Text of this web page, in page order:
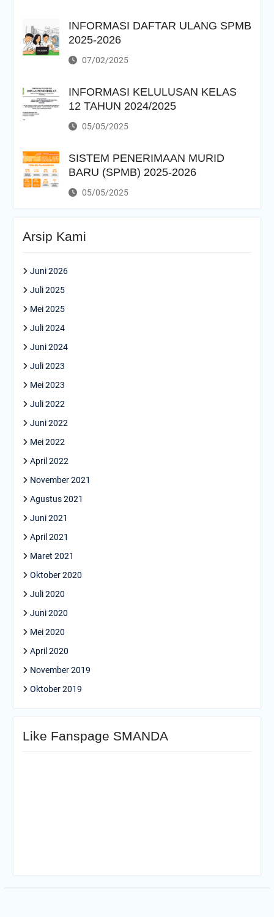
INFORMASI DAFTAR ULANG SPMB
2025-2026
07/02/2025
INFORMASI KELULUSAN KELAS
12 TAHUN 2024/2025
05/05/2025
SISTEM PENERIMAAN MURID
BARU (SPMB) 2025-2026
05/05/2025
Arsip Kami
Juni 2026
Juli 2025
Mei 2025
Juli 2024
Juni 2024
Juli 2023
Mei 2023
Juli 2022
Juni 2022
Mei 2022
April 2022
November 2021
Agustus 2021
Juni 2021
April 2021
Maret 2021
Oktober 2020
Juli 2020
Juni 2020
Mei 2020
April 2020
November 2019
Oktober 2019
Like Fanspage SMANDA